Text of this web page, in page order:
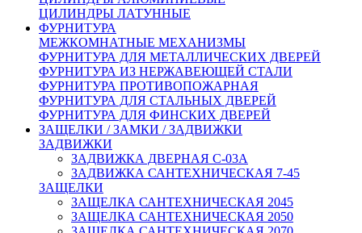
ЦИЛИНДРЫ ЛАТУННЫЕ
ФУРНИТУРА
МЕЖКОМНАТНЫЕ МЕХАНИЗМЫ
ФУРНИТУРА ДЛЯ МЕТАЛЛИЧЕСКИХ ДВЕРЕЙ
ФУРНИТУРА ИЗ НЕРЖАВЕЮЩЕЙ СТАЛИ
ФУРНИТУРА ПРОТИВОПОЖАРНАЯ
ФУРНИТУРА ДЛЯ СТАЛЬНЫХ ДВЕРЕЙ
ФУРНИТУРА ДЛЯ ФИНСКИХ ДВЕРЕЙ
ЗАЩЕЛКИ / ЗАМКИ / ЗАДВИЖКИ
ЗАДВИЖКИ
ЗАДВИЖКА ДВЕРНАЯ C-03A
ЗАДВИЖКА САНТЕХНИЧЕСКАЯ 7-45
ЗАЩЕЛКИ
ЗАЩЕЛКА САНТЕХНИЧЕСКАЯ 2045
ЗАЩЕЛКА САНТЕХНИЧЕСКАЯ 2050